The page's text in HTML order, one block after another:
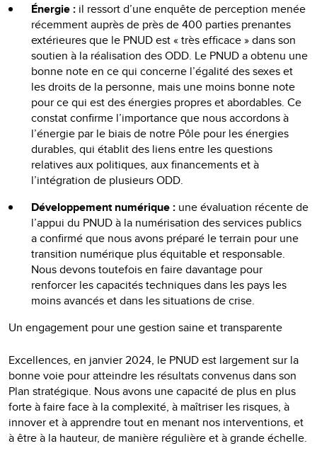
Énergie : il ressort d’une enquête de perception menée
récemment auprès de près de 400 parties prenantes
extérieures que le PNUD est « très efficace » dans son
soutien à la réalisation des ODD. Le PNUD a obtenu une
bonne note en ce qui concerne l’égalité des sexes et
les droits de la personne, mais une moins bonne note
pour ce qui est des énergies propres et abordables. Ce
constat confirme l’importance que nous accordons à
l’énergie par le biais de notre Pôle pour les énergies
durables, qui établit des liens entre les questions
relatives aux politiques, aux financements et à
l’intégration de plusieurs ODD.
Développement numérique : une évaluation récente de
l’appui du PNUD à la numérisation des services publics
a confirmé que nous avons préparé le terrain pour une
transition numérique plus équitable et responsable.
Nous devons toutefois en faire davantage pour
renforcer les capacités techniques dans les pays les
moins avancés et dans les situations de crise.
Un engagement pour une gestion saine et transparente
Excellences, en janvier 2024, le PNUD est largement sur la
bonne voie pour atteindre les résultats convenus dans son
Plan stratégique. Nous avons une capacité de plus en plus
forte à faire face à la complexité, à maîtriser les risques, à
innover et à apprendre tout en menant nos interventions, et
à être à la hauteur, de manière régulière et à grande échelle.